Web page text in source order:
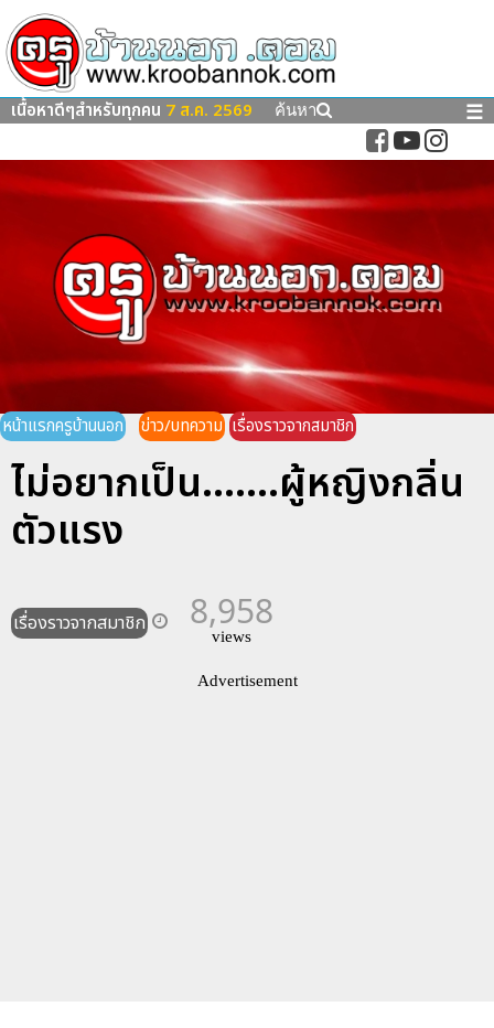
เนื้อหาดีๆสำหรับทุกคน 7 ส.ค. 2569 ค้นหา ☰
หน้าแรกครูบ้านนอก ข่าว/บทความ เรื่องราวจากสมาชิก
ไม่อยากเป็น.......ผู้หญิงกลิ่น
ตัวแรง
เรื่องราวจากสมาชิก 8,958
views
Advertisement